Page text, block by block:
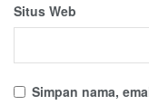
Situs Web
Simpan nama,